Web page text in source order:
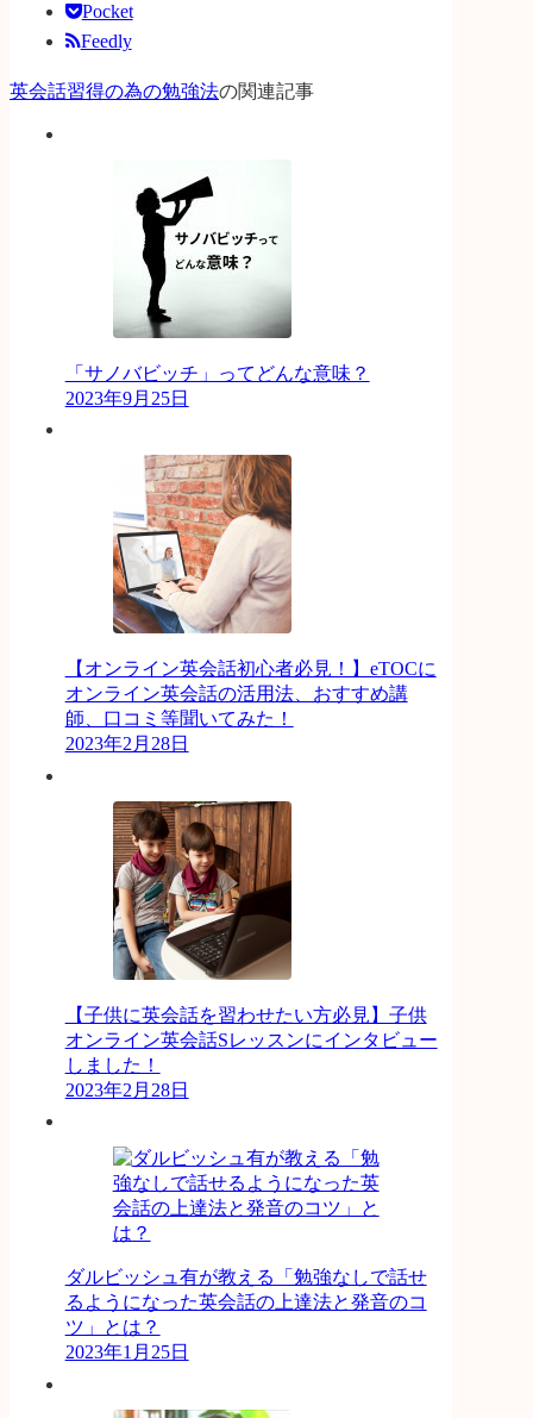
Pocket
Feedly
英会話習得の為の勉強法の関連記事
「サノバビッチ」ってどんな意味？
2023年9月25日
【オンライン英会話初心者必見！】eTOCに
オンライン英会話の活用法、おすすめ講
師、口コミ等聞いてみた！
2023年2月28日
【子供に英会話を習わせたい方必見】子供
オンライン英会話Sレッスンにインタビュー
しました！
2023年2月28日
ダルビッシュ有が教える「勉強なしで話せ
るようになった英会話の上達法と発音のコ
ツ」とは？
2023年1月25日